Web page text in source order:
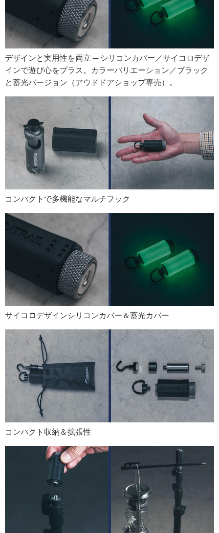
デザインと実用性を両立 ─ シリコンカバー／サイコロデザ
インで遊び心をプラス。カラーバリエーション／ブラック
と蓄光バージョン（アウドドアショップ専売）。
コンパクトで多機能なマルチフック
サイコロデザインシリコンカバー＆蓄光カバー
コンパクト収納＆拡張性